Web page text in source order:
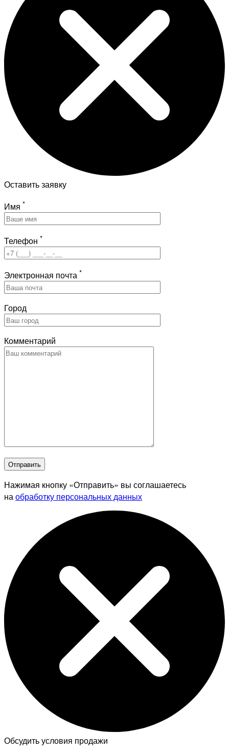
Оставить заявку
Имя *
Телефон *
Электронная почта *
Город
Комментарий
Отправить
Нажимая кнопку «Отправить» вы соглашаетесь
наобработку персональных данных
Обсудить условия продажи